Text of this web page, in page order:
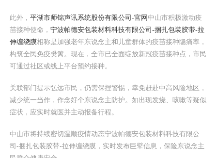
此外， 平湖市师锦声讯系统股份有限公司-官网中山市积极激动疫
苗接种使命， 宁波帕德安包装材料科技有限公司-捆扎包装胶带-拉
伸缠绕膜相称是加强老年东说念主和儿童群体的疫苗接种隐痛率，
构筑全民免疫樊篱。现在，全市已全面绽放新冠疫苗接种点，市民
可通过社区或线上平台预约接种。
关联部门提示弘远市民，仍需保捏警惕，幸免赶赴中高风险地区，
减少统一当作，作念好个东说念主防护。如出现发烧、咳嗽等疑似
症状，应实时就医并主动报备行程。
中山市将持续密切温顺疫情动态宁波帕德安包装材料科技有限公
司-捆扎包装胶带-拉伸缠绕膜，实时发布巨擘信息，保险东说念主